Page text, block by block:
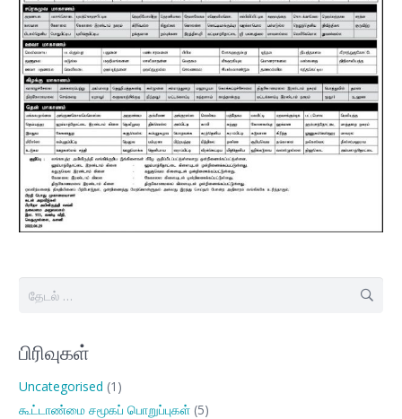
இதற்காகத்
பிரிவுகள்
Uncategorised (1)
கூட்டாண்மை சமூகப் பொறுப்புகள் (5)